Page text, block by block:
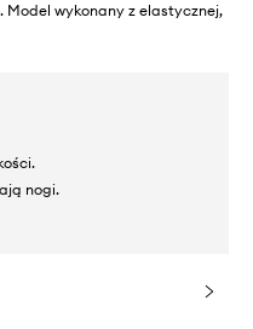
Model wykonany z elastycznej,
nogi.